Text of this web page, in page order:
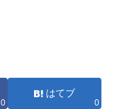
0
はてブ
0